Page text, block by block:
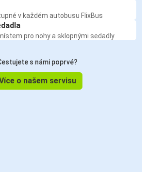
v každém autobusu FlixBus
pro nohy a sklopnými sedadly
s námi poprvé?
o našem servisu